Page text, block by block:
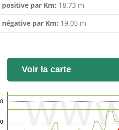
positive par Km: 18.73 m
négative par Km: 19.05 m
Voir la carte